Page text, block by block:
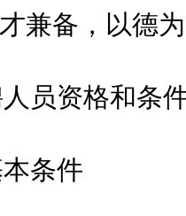
备，以德为
员资格和条
条件